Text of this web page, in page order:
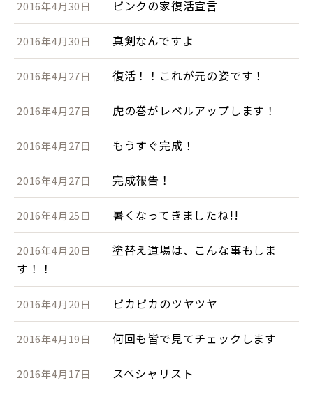
2016年4月30日 ピンクの家復活宣言
2016年4月30日 真剣なんですよ
2016年4月27日 復活！！これが元の姿です！
2016年4月27日 虎の巻がレベルアップします！
2016年4月27日 もうすぐ完成！
2016年4月27日 完成報告！
2016年4月25日 暑くなってきましたね!!
2016年4月20日
塗替え道場は、こんな事もしま
す！！
2016年4月20日 ピカピカのツヤツヤ
2016年4月19日 何回も皆で見てチェックします
2016年4月17日 スペシャリスト